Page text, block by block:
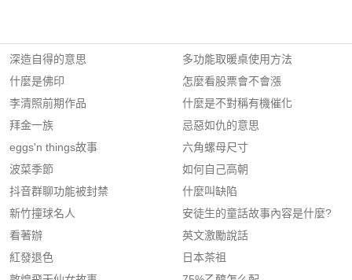
深造自得的意思
什麼是佛印
李清照前期作品
拜金一族
eggs'n things故事
波菜季節
抖音群聊功能被封禁
新竹撞球名人
看著辦
紅發退色
多功能取暖桌使用方法
怎麼看股票會不會漲
什麼是不對稱有機催化
忌惡如仇的意思
六角螺母尺寸
如何自己高朝
什麼叫缺陷
安徒生的童話故事內容是什麼?
英文激勵說話
日本茶祖